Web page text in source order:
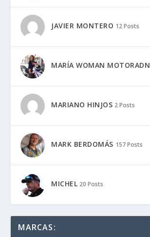
JAVIER MONTERO 12 Posts
MARÍA WOMAN MOTORADN
MARIANO HINJOS 2 Posts
MARK BERDOMÁS 157 Posts
MICHEL 20 Posts
MARCAS: